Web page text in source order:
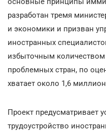
разработан тремя
и экономики и призван
иностранных
избыточным
проблемных стран, по
хватает около 1,6
Проект предусматривает
трудоустройство